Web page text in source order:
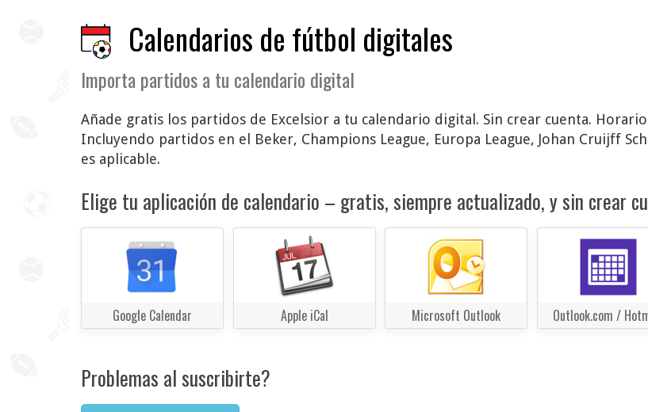
Calendarios de fútbol digitales
Importa partidos a tu calendario digital
Añade gratis los partidos de Excelsior a tu calendario digital. Sin crear cuenta.
Incluyendo partidos en el Beker, Champions League, Europa League, Johan Cruijff
es aplicable.
Elige tu aplicación de calendario – gratis, siempre actualizado, y sin crear
Google Calendar Apple iCal Microsoft Outlook Outlook.com /
Problemas al suscribirte?